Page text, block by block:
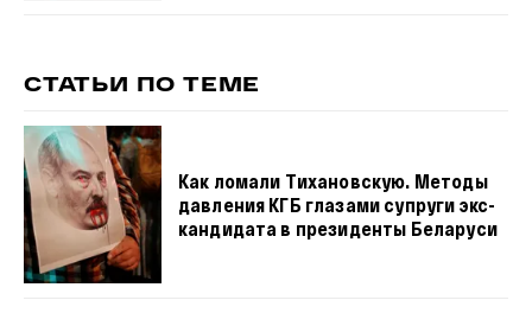
СТАТЬИ ПО ТЕМЕ
Как ломали Тихановскую. Методы
давления КГБ глазами супруги экс-
кандидата в президенты Беларуси